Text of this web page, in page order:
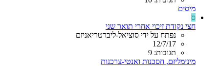
מיסים
ס
חצי נקודת זיכוי אחרי תואר שני
נפתח על ידי סוציאל-ליברטריאניזם
12/7/17
תגובות: 9
מינימליזם, חסכנות ואנטי-צרכנות